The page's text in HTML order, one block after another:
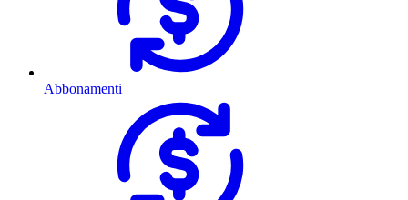
Abbonamenti